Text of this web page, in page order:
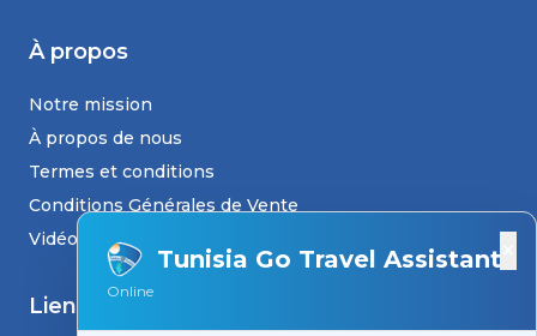
Tunisia Go Travel Assistant
Online
À propos
Notre mission
À propos de nous
Termes et conditions
Conditions Générales de Vente
Vidéos
Liens